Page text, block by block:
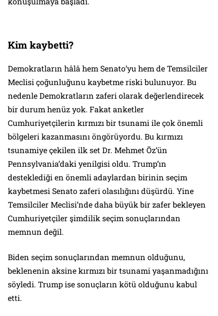
Kim kaybetti?
Demokratların hâlâ hem Senato’yu hem de Temsilciler
Meclisi çoğunluğunu kaybetme riski bulunuyor. Bu
nedenle Demokratların zaferi olarak değerlendirecek
bir durum henüz yok. Fakat anketler
Cumhuriyetçilerin kırmızı bir tsunami ile çok önemli
bölgeleri kazanmasını öngörüyordu. Bu kırmızı
tsunamiye çekilen ilk set Dr. Mehmet Öz’ün
Pennsylvania’daki yenilgisi oldu. Trump’ın
desteklediği en önemli adaylardan birinin seçim
kaybetmesi Senato zaferi olasılığını düşürdü. Yine
Temsilciler Meclisi’nde daha büyük bir zafer bekleyen
Cumhuriyetçiler şimdilik seçim sonuçlarından
memnun değil.
Biden seçim sonuçlarından memnun olduğunu,
beklenenin aksine kırmızı bir tsunami yaşanmadığını
söyledi. Trump ise sonuçların kötü olduğunu kabul
etti.